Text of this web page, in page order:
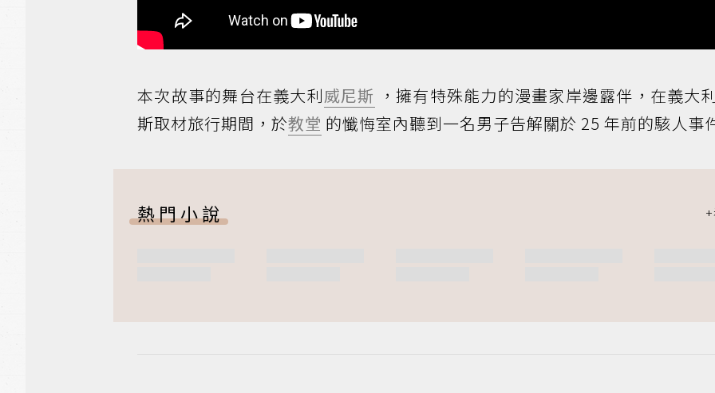
本次故事的舞台在義大利威尼斯 ，擁有特殊能力的漫畫家岸邊露伴，在義大
斯取材旅行期間，於教堂 的懺悔室內聽到一名男子告解關於 25 年前的駭人事
熱門小說